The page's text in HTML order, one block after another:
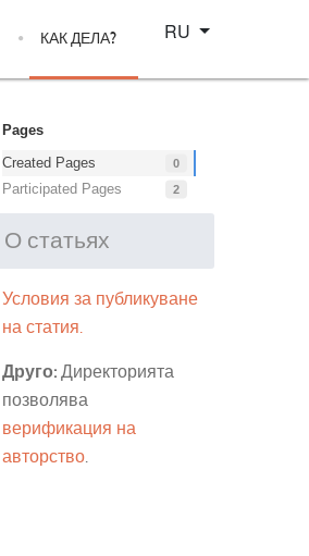
КАК ДЕЛА?
Select your language
RU
Pages
Created Pages
0
Participated Pages 2
О статьях
Условия за публикуване
на статия.
Друго: Директорията
позволява
верификация на
авторство.